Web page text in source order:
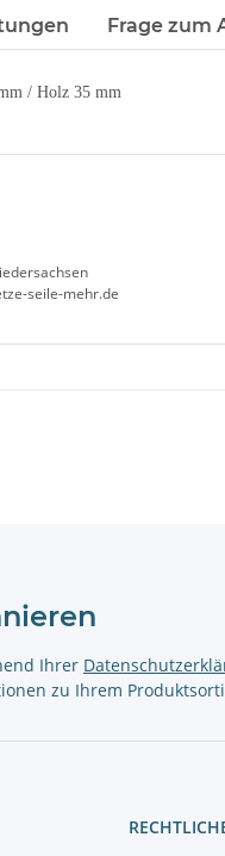
Frage zum
/ Holz 35 mm
seile-mehr.de
Ihrer
zu Ihrem